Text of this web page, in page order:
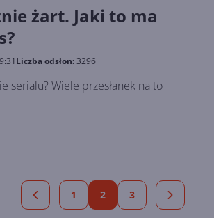
żart. Jaki to ma
Liczba odsłon:3296
serialu? Wiele przesłanek na to
1 2 3